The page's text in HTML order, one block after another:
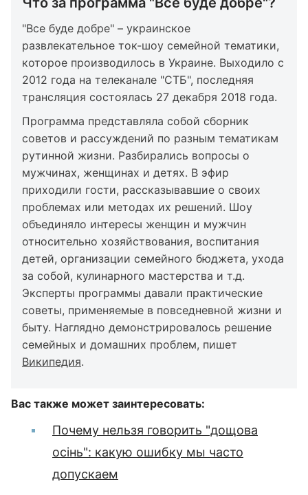
"Все буде добре" – украинское
развлекательное ток-шоу семейной тематики,
которое производилось в Украине. Выходило с
2012 года на телеканале "СТБ", последняя
трансляция состоялась 27 декабря 2018 года.
Программа представляла собой сборник
советов и рассуждений по разным тематикам
рутинной жизни. Разбирались вопросы о
мужчинах, женщинах и детях. В эфир
приходили гости, рассказывавшие о своих
проблемах или методах их решений. Шоу
объединяло интересы женщин и мужчин
относительно хозяйствования, воспитания
детей, организации семейного бюджета, ухода
за собой, кулинарного мастерства и т.д.
Эксперты программы давали практические
советы, применяемые в повседневной жизни и
быту. Наглядно демонстрировалось решение
семейных и домашних проблем, пишет
Википедия.
Вас также может заинтересовать:
Почему нельзя говорить "дощова
осінь": какую ошибку мы часто
допускаем